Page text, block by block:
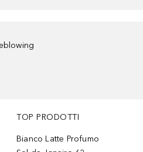
TOP PRODOTTI
Bianco Latte Profumo